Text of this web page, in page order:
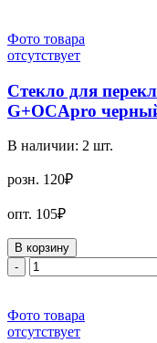
Фото товара
отсутствует
Стекло для
G+OCApro
В наличии: 2 шт.
розн. 120₽
опт. 105₽
В корзину
-
Фото товара
отсутствует